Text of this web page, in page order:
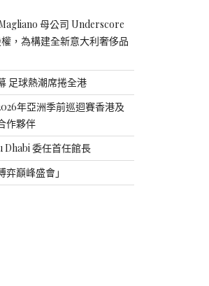
母公司 Underscore
，為構建全新意大利奢侈品
足球熱潮席捲全港
年亞洲季前巡迴賽香港及
作夥伴
Dhabi 委任首任館長
弈巔峰盛會」